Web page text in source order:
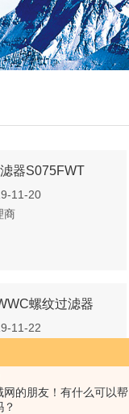
网的朋友！有什么可以帮
？
器S075FWT
11-20
商
螺纹过滤器
11-22